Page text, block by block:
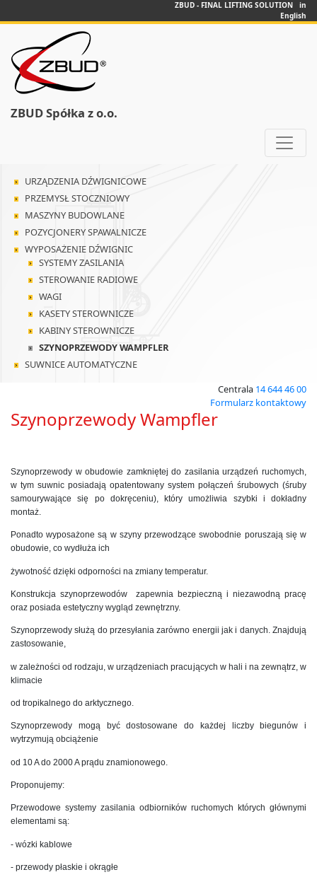
ZBUD - FINAL LIFTING SOLUTION in
English
ZBUD Spółka z o.o.
URZĄDZENIA DŹWIGNICOWE
PRZEMYSŁ STOCZNIOWY
MASZYNY BUDOWLANE
POZYCJONERY SPAWALNICZE
WYPOSAŻENIE DŹWIGNIC
SYSTEMY ZASILANIA
STEROWANIE RADIOWE
WAGI
KASETY STEROWNICZE
KABINY STEROWNICZE
SZYNOPRZEWODY WAMPFLER
SUWNICE AUTOMATYCZNE
Centrala 14 644 46 00
Formularz kontaktowy
Szynoprzewody Wampfler
Szynoprzewody w obudowie zamkniętej do zasilania urządzeń ruchomych,
w tym suwnic posiadają opatentowany system połączeń śrubowych (śruby
samourywające się po dokręceniu), który umożliwia szybki i dokładny
montaż.
Ponadto wyposażone są w szyny przewodzące swobodnie poruszają się w
obudowie, co wydłuża ich
żywotność dzięki odporności na zmiany temperatur.
Konstrukcja szynoprzewodów zapewnia bezpieczną i niezawodną pracę
oraz posiada estetyczny wygląd zewnętrzny.
Szynoprzewody służą do przesyłania zarówno energii jak i danych. Znajdują
zastosowanie,
w zależności od rodzaju, w urządzeniach pracujących w hali i na zewnątrz, w
klimacie
od tropikalnego do arktycznego.
Szynoprzewody mogą być dostosowane do każdej liczby biegunów i
wytrzymują obciążenie
od 10 A do 2000 A prądu znamionowego.
Proponujemy:
Przewodowe systemy zasilania odbiorników ruchomych których głównymi
elementami są:
- wózki kablowe
- przewody płaskie i okrągłe